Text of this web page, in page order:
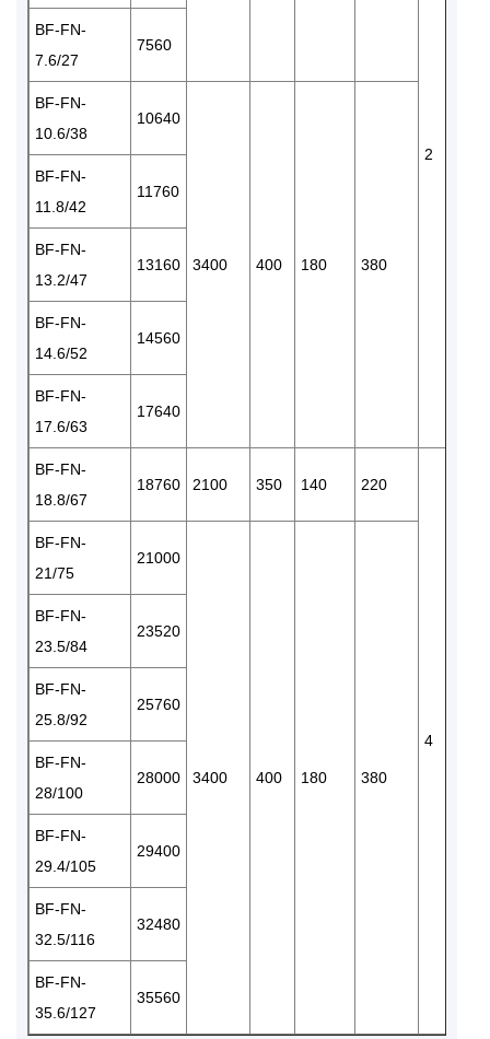
2
BF-FN-
7.6/27
7560
BF-FN-
10.6/38
10640
3400 400 180 380
BF-FN-
11.8/42
11760
BF-FN-
13.2/47
13160
BF-FN-
14.6/52
14560
BF-FN-
17.6/63
17640
BF-FN-
18.8/67
18760 2100 350 140 220
4
BF-FN-
21/75
21000
3400 400 180 380
BF-FN-
23.5/84
23520
BF-FN-
25.8/92
25760
BF-FN-
28/100
28000
BF-FN-
29.4/105
29400
BF-FN-
32.5/116
32480
BF-FN-
35.6/127
35560